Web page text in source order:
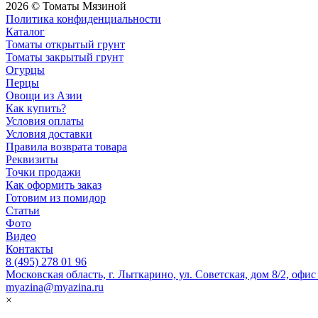
2026 © Томаты Мязиной
Политика конфиденциальности
Каталог
Томаты открытый грунт
Томаты закрытый грунт
Огурцы
Перцы
Овощи из Азии
Как купить?
Условия оплаты
Условия доставки
Правила возврата товара
Реквизиты
Точки продажи
Как оформить заказ
Готовим из помидор
Статьи
Фото
Видео
Контакты
8 (495) 278 01 96
Московская область, г. Лыткарино, ул. Советская, дом 8/2,
myazina@myazina.ru
×